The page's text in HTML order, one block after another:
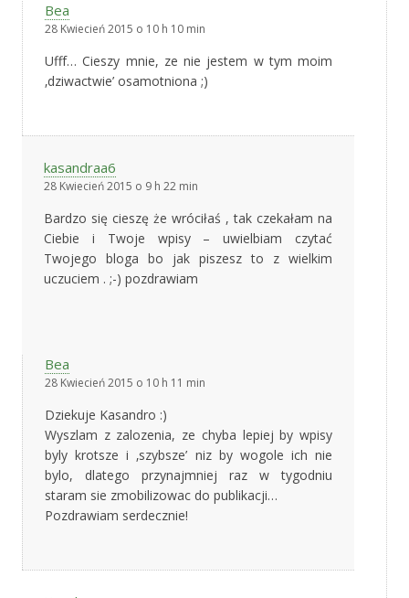
Bea
28 Kwiecień 2015 o 10 h 10 min
Ufff… Cieszy mnie, ze nie jestem w tym moim
‚dziwactwie’ osamotniona ;)
kasandraa6
28 Kwiecień 2015 o 9 h 22 min
Bardzo się cieszę że wróciłaś , tak czekałam na
Ciebie i Twoje wpisy – uwielbiam czytać
Twojego bloga bo jak piszesz to z wielkim
uczuciem . ;-) pozdrawiam
Bea
28 Kwiecień 2015 o 10 h 11 min
Dziekuje Kasandro :)
Wyszlam z zalozenia, ze chyba lepiej by wpisy
byly krotsze i ‚szybsze’ niz by wogole ich nie
bylo, dlatego przynajmniej raz w tygodniu
staram sie zmobilizowac do publikacji…
Pozdrawiam serdecznie!